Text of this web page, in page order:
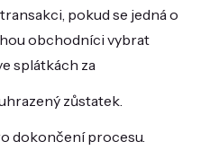
pokud se jedná o
obchodníci vybrat
splátkách za
zůstatek.
dokončení procesu.